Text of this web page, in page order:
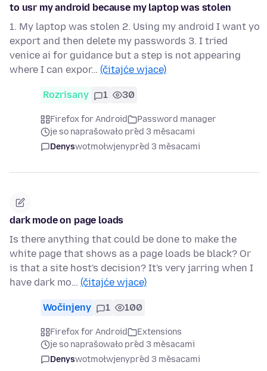
to usr my android because my laptop was stolen
1. My laptop was stolen 2. Using my android I want yo
export and then delete my passwords 3. I tried
venice ai for guidance but a step is not appearing
where I can expor… (čitajće wjace)
Rozrisany 1 30
Firefox for Android
Password manager
je so naprašowało před 3 měsacami
Denyswotmołwjenypřed 3 měsacami
dark mode on page loads
Is there anything that could be done to make the
white page that shows as a page loads be black? Or
is that a site host's decision? It's very jarring when I
have dark mo… (čitajće wjace)
Wočinjeny 1 100
Firefox for Android
Extensions
je so naprašowało před 3 měsacami
Denyswotmołwjenypřed 3 měsacami